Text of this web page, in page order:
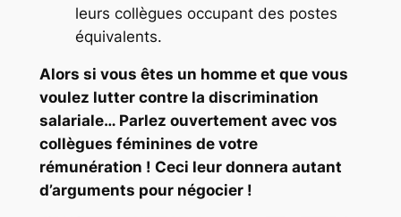
leurs collègues occupant des postes
équivalents.
Alors si vous êtes un homme et que vous
voulez lutter contre la discrimination
salariale… Parlez ouvertement avec vos
collègues féminines de votre
rémunération ! Ceci leur donnera autant
d’arguments pour négocier !